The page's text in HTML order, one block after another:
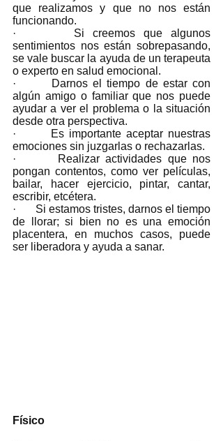
que realizamos y que no nos están
funcionando.
·       Si creemos que algunos
sentimientos nos están sobrepasando,
se vale buscar la ayuda de un terapeuta
o experto en salud emocional.
·       Darnos el tiempo de estar con
algún amigo o familiar que nos puede
ayudar a ver el problema o la situación
desde otra perspectiva.
·       Es importante aceptar nuestras
emociones sin juzgarlas o rechazarlas.
·       Realizar actividades que nos
pongan contentos, como ver películas,
bailar, hacer ejercicio, pintar, cantar,
escribir, etcétera.
·       Si estamos tristes, darnos el tiempo
de llorar; si bien no es una emoción
placentera, en muchos casos, puede
ser liberadora y ayuda a sanar.
Físico